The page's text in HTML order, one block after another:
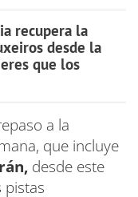
recupera la
desde la
que los
a la
que incluye
desde este
pistas